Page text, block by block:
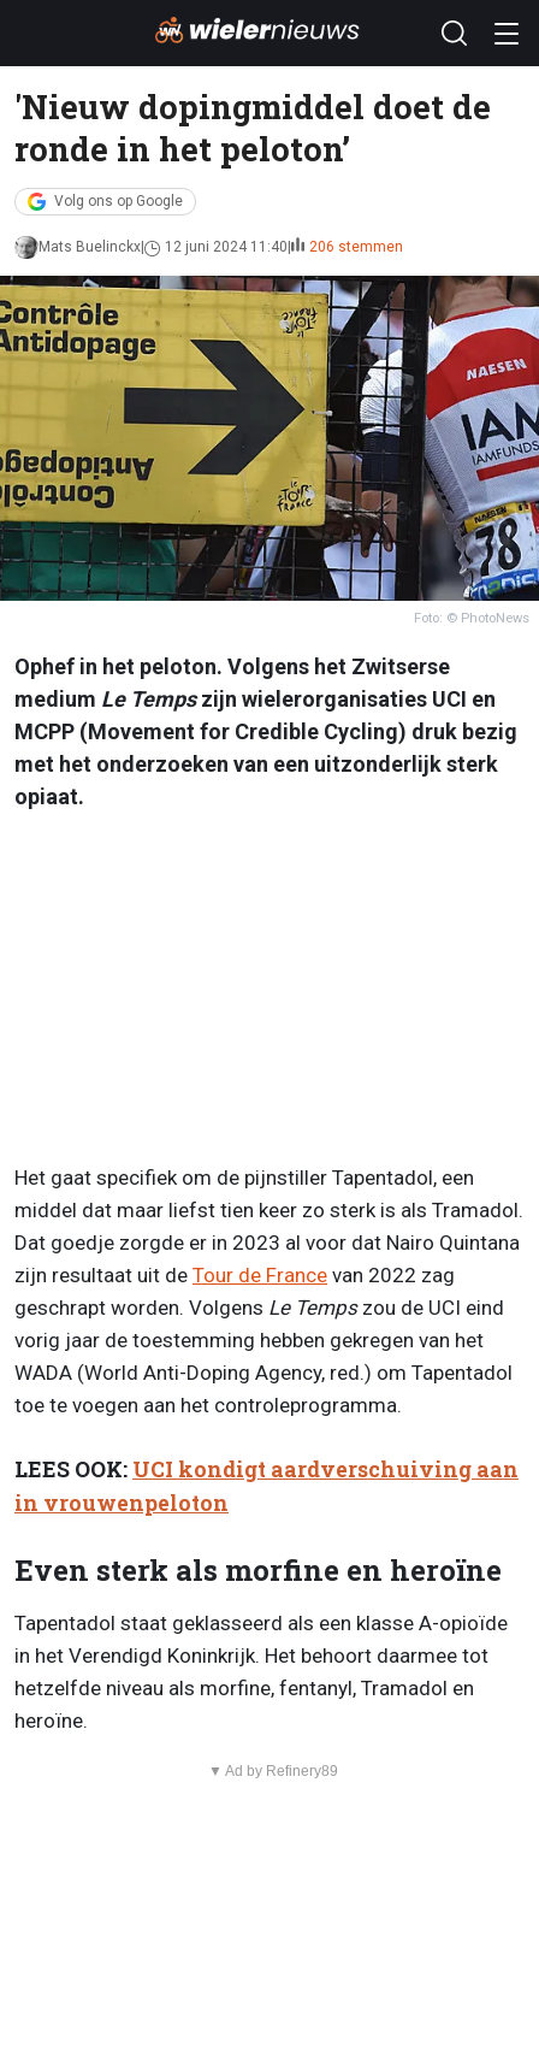
'Nieuw dopingmiddel doet de
ronde in het peloton’
Volg ons op Google
Mats Buelinckx 12 juni 2024 11:40 206 stemmen
Foto: © PhotoNews
Ophef in het peloton. Volgens het Zwitserse
medium Le Tempszijn wielerorganisaties UCI en
MCPP (Movement for Credible Cycling) druk bezig
met het onderzoeken van een uitzonderlijk sterk
opiaat.
Het gaat specifiek om de pijnstiller Tapentadol, een
middel dat maar liefst tien keer zo sterk is als Tramadol.
Dat goedje zorgde er in 2023 al voor dat Nairo Quintana
zijn resultaat uit de Tour de France van 2022 zag
geschrapt worden. Volgens Le Temps zou de UCI eind
vorig jaar de toestemming hebben gekregen van het
WADA (World Anti-Doping Agency, red.) om Tapentadol
toe te voegen aan het controleprogramma.
LEES OOK: UCI kondigt aardverschuiving aan
in vrouwenpeloton
Even sterk als morfine en heroïne
Tapentadol staat geklasseerd als een klasse A-opioïde
in het Verendigd Koninkrijk. Het behoort daarmee tot
hetzelfde niveau als morfine, fentanyl, Tramadol en
heroïne.
▼ Ad by Refinery89